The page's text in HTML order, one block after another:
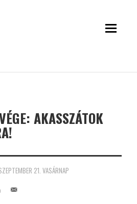
AKASSZÁTOK
21. VASÁRNAP